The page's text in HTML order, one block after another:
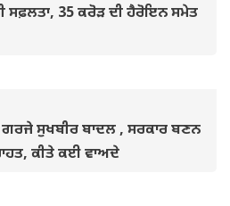
ਸਫ਼ਲਤਾ, 35 ਕਰੋੜ ਦੀ ਹੈਰੋਇਨ ਸਮੇਤ
ਸੁਖਬੀਰ ਬਾਦਲ , ਸਰਕਾਰ ਬਣਨ
ਕੀਤੇ ਕਈ ਵਾਅਦੇ